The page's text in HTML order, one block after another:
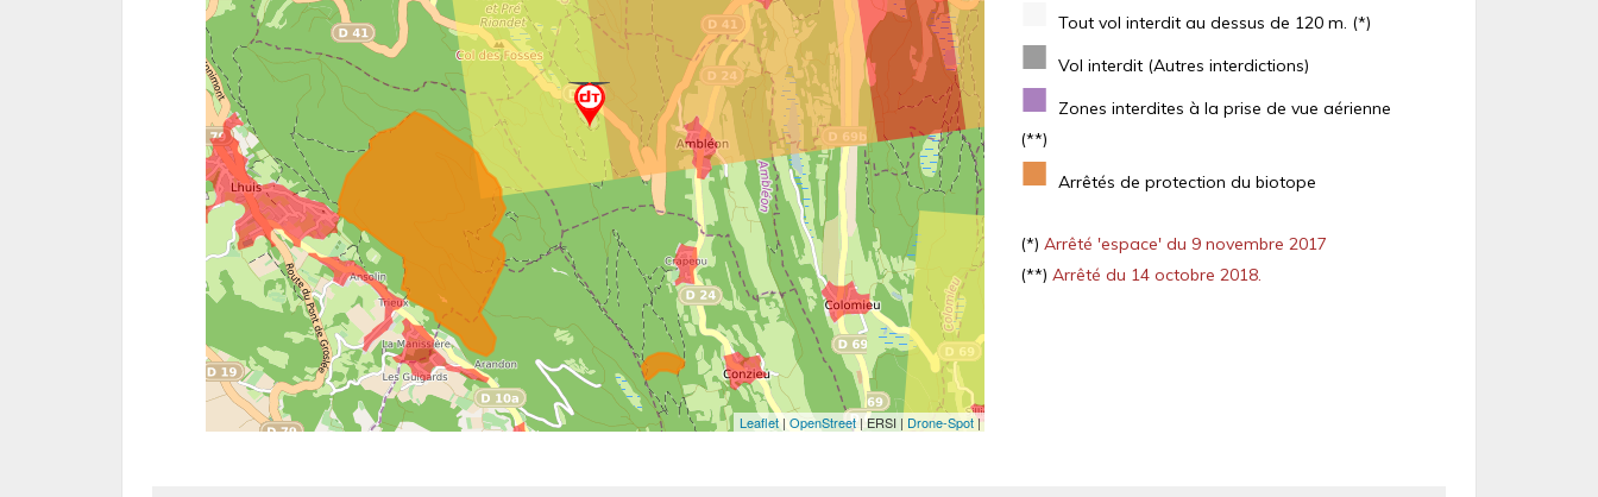
Tout vol interdit au dessus de 120 m. (*)
■ Vol interdit (Autres interdictions)
■
Zones interdites à la prise de vue aérienne
(**)
■ Arrêtés de protection du biotope
(*) Arrêté 'espace' du 9 novembre 2017
(**) Arrêté du 14 octobre 2018.